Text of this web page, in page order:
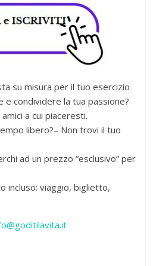
su misura per il tuo esercizio
e condividere la tua passione?
a cui piaceresti.
libero?– Non trovi il tuo
ad un prezzo “esclusivo” per
incluso: viaggio, biglietto,